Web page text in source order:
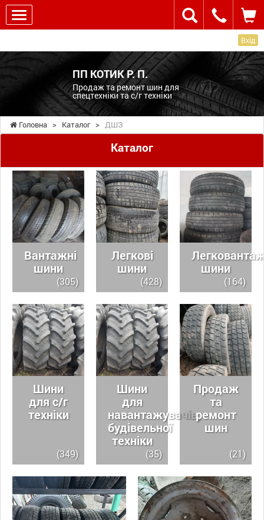
Вхід
ПП КОТИК Р. П.
Продаж та ремонт шин для
спецтехніки та с/г техніки
Головна > Каталог > ДШЗ
Каталог
Вантажні
шини
(305)
Легкові
шини
(428)
шини
(164)
Шини
для с/г
техніки
(349)
Шини
для
навантажувачів,
будівельної
техніки
(35)
Продаж
та
ремонт
шин
(21)